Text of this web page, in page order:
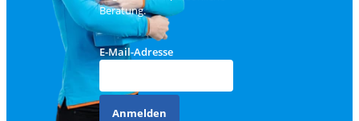
Beratung.
E-Mail-Adresse
Anmelden